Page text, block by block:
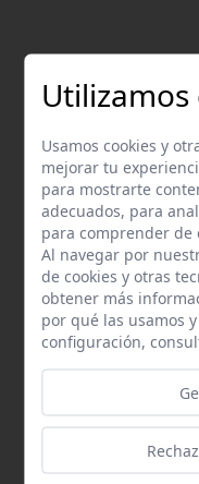
Contacta
Contacta con
Utilizamos
Usamos cookies y
mejorar tu
para mostrarte
adecuados, para
para comprender
Al navegar por
de cookies y otras
obtener más
por qué las usamos
configuración,